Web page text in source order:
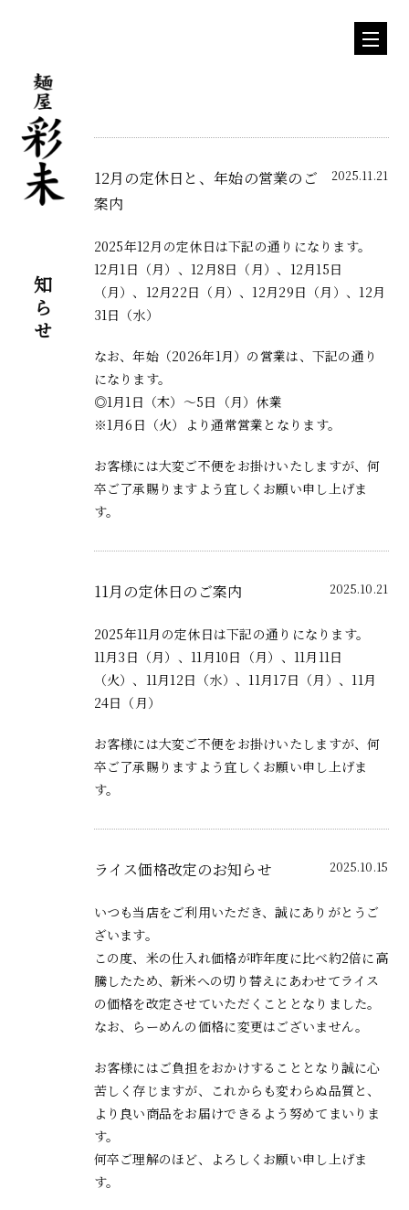
お知らせ
2025.11.21
12月の定休日と、年始の営業のご
案内
2025年12月の定休日は下記の通りになります。
12月1日（月）、12月8日（月）、12月15日
（月）、12月22日（月）、12月29日（月）、12月
31日（水）
なお、年始（2026年1月）の営業は、下記の通り
になります。
◎1月1日（木）〜5日（月）休業
※1月6日（火）より通常営業となります。
お客様には大変ご不便をお掛けいたしますが、何
卒ご了承賜りますよう宜しくお願い申し上げま
す。
2025.10.21
11月の定休日のご案内
2025年11月の定休日は下記の通りになります。
11月3日（月）、11月10日（月）、11月11日
（火）、11月12日（水）、11月17日（月）、11月
24日（月）
お客様には大変ご不便をお掛けいたしますが、何
卒ご了承賜りますよう宜しくお願い申し上げま
す。
2025.10.15
ライス価格改定のお知らせ
いつも当店をご利用いただき、誠にありがとうご
ざいます。
この度、米の仕入れ価格が昨年度に比べ約2倍に高
騰したため、新米への切り替えにあわせてライス
の価格を改定させていただくこととなりました。
なお、らーめんの価格に変更はございません。
お客様にはご負担をおかけすることとなり誠に心
苦しく存じますが、これからも変わらぬ品質と、
より良い商品をお届けできるよう努めてまいりま
す。
何卒ご理解のほど、よろしくお願い申し上げま
す。